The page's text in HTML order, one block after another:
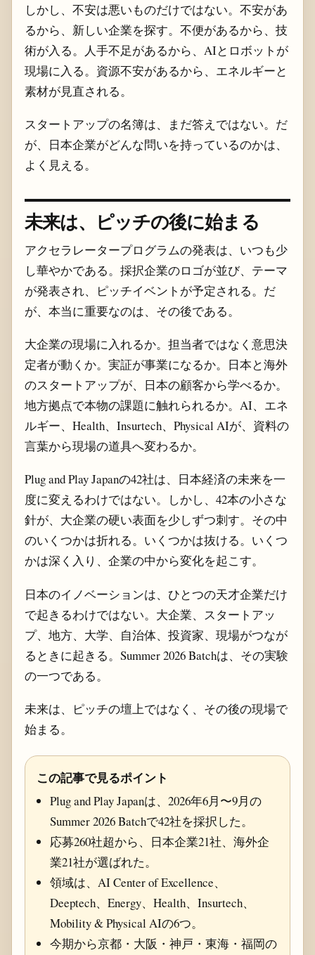
しかし、不安は悪いものだけではない。不安があ
るから、新しい企業を探す。不便があるから、技
術が入る。人手不足があるから、AIとロボットが
現場に入る。資源不安があるから、エネルギーと
素材が見直される。
スタートアップの名簿は、まだ答えではない。だ
が、日本企業がどんな問いを持っているのかは、
よく見える。
未来は、ピッチの後に始まる
アクセラレータープログラムの発表は、いつも少
し華やかである。採択企業のロゴが並び、テーマ
が発表され、ピッチイベントが予定される。だ
が、本当に重要なのは、その後である。
大企業の現場に入れるか。担当者ではなく意思決
定者が動くか。実証が事業になるか。日本と海外
のスタートアップが、日本の顧客から学べるか。
地方拠点で本物の課題に触れられるか。AI、エネ
ルギー、Health、Insurtech、Physical AIが、資料の
言葉から現場の道具へ変わるか。
Plug and Play Japanの42社は、日本経済の未来を一
度に変えるわけではない。しかし、42本の小さな
針が、大企業の硬い表面を少しずつ刺す。その中
のいくつかは折れる。いくつかは抜ける。いくつ
かは深く入り、企業の中から変化を起こす。
日本のイノベーションは、ひとつの天才企業だけ
で起きるわけではない。大企業、スタートアッ
プ、地方、大学、自治体、投資家、現場がつなが
るときに起きる。Summer 2026 Batchは、その実験
の一つである。
未来は、ピッチの壇上ではなく、その後の現場で
始まる。
この記事で見るポイント
Plug and Play Japanは、2026年6月〜9月の
Summer 2026 Batchで42社を採択した。
応募260社超から、日本企業21社、海外企
業21社が選ばれた。
領域は、AI Center of Excellence、
Deeptech、Energy、Health、Insurtech、
Mobility & Physical AIの6つ。
今期から京都・大阪・神戸・東海・福岡の